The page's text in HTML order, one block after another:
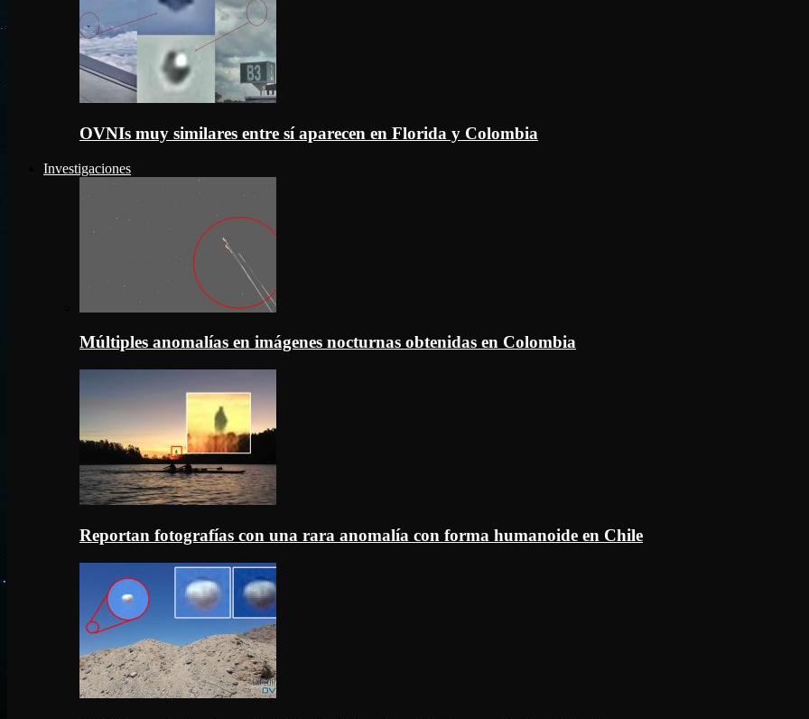
OVNIs muy similares entre sí aparecen en Florida y Colombia
Investigaciones
Múltiples anomalías en imágenes nocturnas obtenidas en Colombia
Reportan fotografías con una rara anomalía con forma humanoide en Chile